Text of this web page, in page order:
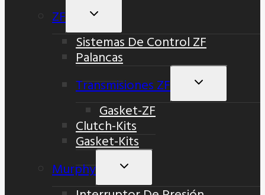
ZF
Alternar
Hijo
Sistemas De Control ZF
Palancas
Transmisiones ZF
Alternar
Gasket-ZF
Clutch-Kits
Gasket-Kits
Murphy
Alternar
Hijo